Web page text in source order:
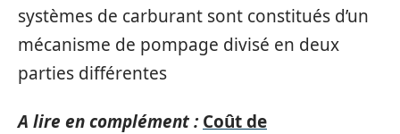
systèmes de carburant sont constitués d’un
mécanisme de pompage divisé en deux
parties différentes
A lire en complément : Coût‌ ‌de‌